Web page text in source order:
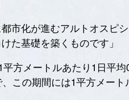
市化が進むアルトオスピ
た基礎を築くものです」
方メートルあたり1日平
この期間には1平方メー